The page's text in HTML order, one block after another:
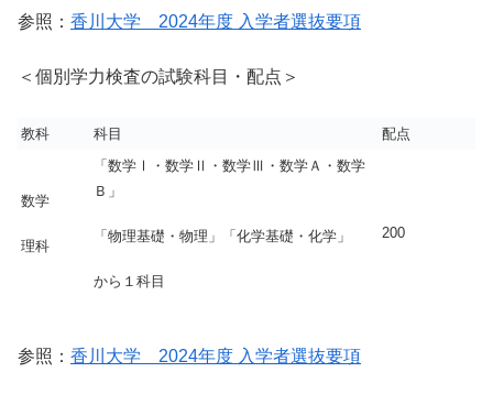
参照： 香川大学 2024年度 入学者選抜要項
＜個別学力検査の試験科目・配点＞
教科 科目 配点
数学
理科
「数学Ⅰ・数学Ⅱ・数学Ⅲ・数学Ａ・数学
Ｂ」
「物理基礎・物理」「化学基礎・化学」
から１科目
200
参照： 香川大学 2024年度 入学者選抜要項